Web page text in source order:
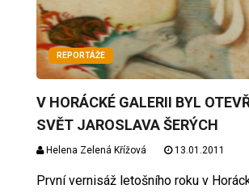
REPORTÁŽE
V HORÁCKÉ GALERII BYL
SVĚT JAROSLAVA ŠERÝCH
Helena Zelená Křížová 13.01.2011
První vernisáž letošního roku v